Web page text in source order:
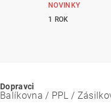
NOVINKY
1 ROK
Dopravci
Balíkovna / PPL /